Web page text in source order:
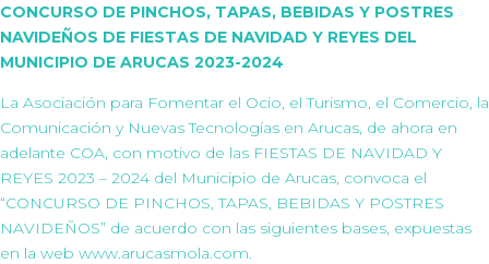
CONCURSO DE PINCHOS, TAPAS, BEBIDAS Y POSTRES
NAVIDEÑOS DE FIESTAS DE NAVIDAD Y REYES DEL
MUNICIPIO DE ARUCAS 2023-2024
La Asociación para Fomentar el Ocio, el Turismo, el Comercio, la
Comunicación y Nuevas Tecnologías en Arucas, de ahora en
adelante COA, con motivo de las FIESTAS DE NAVIDAD Y
REYES 2023 – 2024 del Municipio de Arucas, convoca el
“CONCURSO DE PINCHOS, TAPAS, BEBIDAS Y POSTRES
NAVIDEÑOS” de acuerdo con las siguientes bases, expuestas
en la web www.arucasmola.com.